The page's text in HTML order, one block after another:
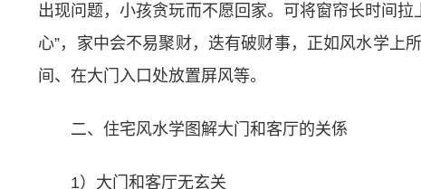
出现问题，小孩贪玩而不愿回家。可将窗帘长时间
心”，家中会不易聚财，迭有破财事，正如风水学上
间、在大门入口处放置屏风等。
二、住宅风水学图解大门和客厅的关係
1）大门和客厅无玄关